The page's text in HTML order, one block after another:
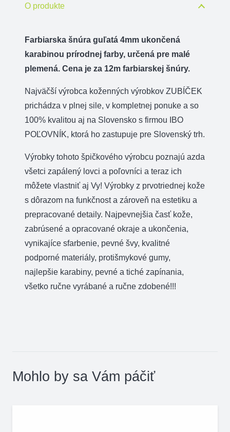
guľatáO produkte
Farbiarska šnúra guľatá 4mm ukončená
karabinou prírodnej farby, určená pre malé
plemená. Cena je za 12m farbiarskej šnúry.
Najväčší výrobca koženných výrobkov ZUBÍČEK
prichádza v plnej sile, v kompletnej ponuke a so
100% kvalitou aj na Slovensko s firmou IBO
POĽOVNÍK, ktorá ho zastupuje pre Slovenský trh.
Výrobky tohoto špičkového výrobcu poznajú azda
všetci zapálený lovci a poľovníci a teraz ich
môžete vlastniť aj Vy! Výrobky z prvotriednej kože
s dôrazom na funkčnost a zároveň na estetiku a
prepracované detaily. Najpevnejšia časť kože,
zabrúsené a opracované okraje a ukončenia,
vynikajíce sfarbenie, pevné švy, kvalitné
podporné materiály, protišmykové gumy,
najlepšie karabiny, pevné a tiché zapínania,
všetko ručne vyrábané a ručne zdobené!!!
Mohlo by sa Vám páčiť